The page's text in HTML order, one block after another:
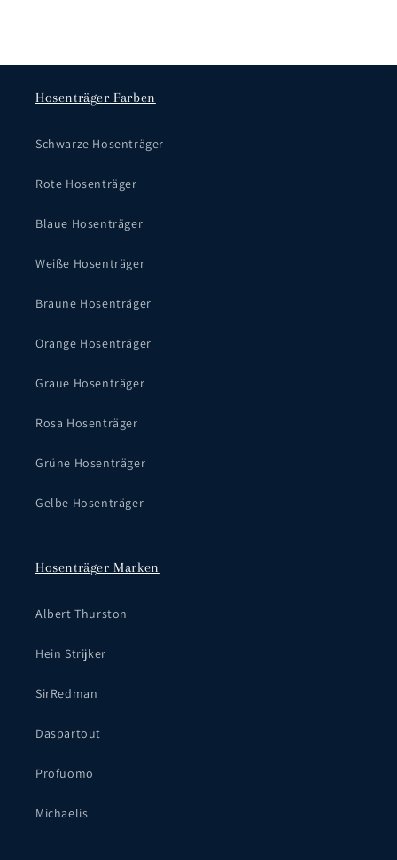
Hosenträger Farben
Schwarze Hosenträger
Rote Hosenträger
Blaue Hosenträger
Weiße Hosenträger
Braune Hosenträger
Orange Hosenträger
Graue Hosenträger
Rosa Hosenträger
Grüne Hosenträger
Gelbe Hosenträger
Hosenträger Marken
Albert Thurston
Hein Strijker
SirRedman
Daspartout
Profuomo
Michaelis